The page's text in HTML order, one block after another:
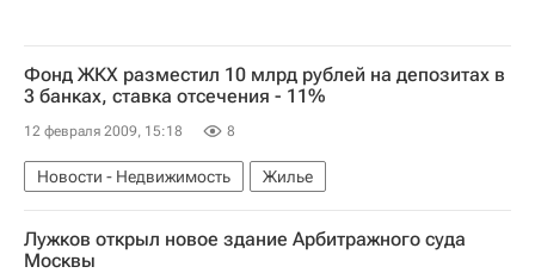
Фонд ЖКХ разместил 10 млрд рублей на депозитах в
3 банках, ставка отсечения - 11%
12 февраля 2009, 15:18 8
Новости - Недвижимость Жилье
Лужков открыл новое здание Арбитражного суда
Москвы